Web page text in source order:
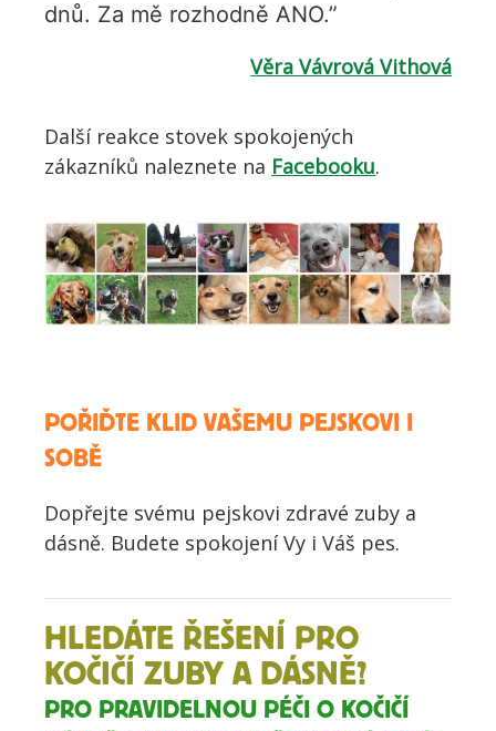
dnů. Za mě rozhodně ANO.”
Věra Vávrová Vithová
Další reakce stovek spokojených
zákazníků naleznete na Facebooku.
POŘIĎTE KLID VAŠEMU PEJSKOVI I
SOBĚ
Dopřejte svému pejskovi zdravé zuby a
dásně. Budete spokojení Vy i Váš pes.
HLEDÁTE ŘEŠENÍ PRO
KOČIČÍ ZUBY A DÁSNĚ?
PRO PRAVIDELNOU PÉČI O KOČIČÍ